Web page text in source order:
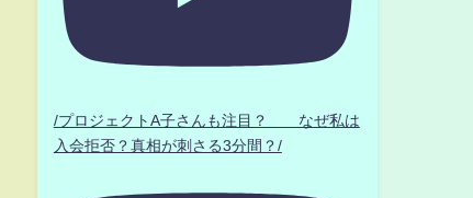
/プロジェクトA子さんも注目？ なぜ私は
入会拒否？真相が刺さる3分間？/